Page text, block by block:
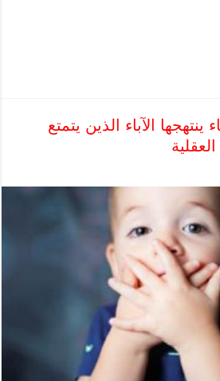
الآباء الذين يتمتع